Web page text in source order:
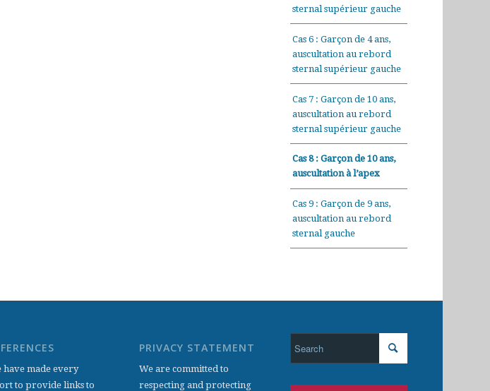
sternal supérieur gauche
Cas 6 : Garçon de 4 ans,
auscultation au rebord
sternal supérieur gauche
Cas 7 : Garçon de 10 ans,
auscultation au rebord
sternal supérieur gauche
Cas 8 : Garçon de 10 ans,
auscultation à l’apex
Cas 9 : Garçon de 9 ans,
auscultation au rebord
sternal gauche
have made every
to provide links to
PRIVACY STATEMENT
We are committed to
respecting and protecting